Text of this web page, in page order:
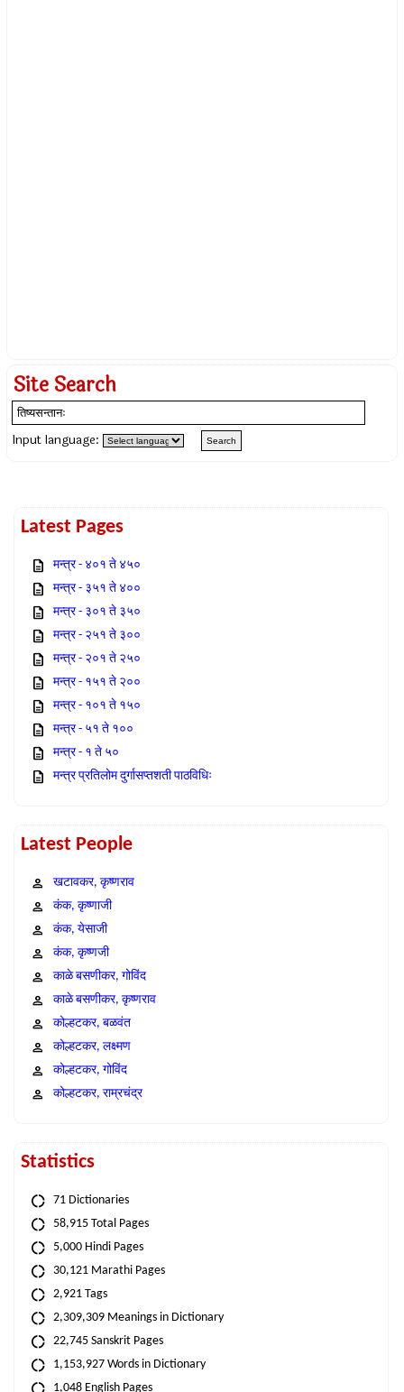
Site Search
Input language:
Latest Pages
मन्त्र - ४०१ ते ४५०
मन्त्र - ३५१ ते ४००
मन्त्र - ३०१ ते ३५०
मन्त्र - २५१ ते ३००
मन्त्र - २०१ ते २५०
मन्त्र - १५१ ते २००
मन्त्र - १०१ ते १५०
मन्त्र - ५१ ते १००
मन्त्र - १ ते ५०
मन्त्र प्रतिलोम दुर्गासप्तशती पाठविधिः
Latest People
खटावकर, कृष्णराव
कंक, कृष्णाजी
कंक, येसाजी
कंक, कृष्णजी
काळे बसणीकर, गोविंद
काळे बसणीकर, कृष्णराव
कोल्हटकर, बळवंत
कोल्हटकर, लक्ष्मण
कोल्हटकर, गोविंद
कोल्हटकर, राम्रचंद्र
Statistics
71 Dictionaries
58,915 Total Pages
5,000 Hindi Pages
30,121 Marathi Pages
2,921 Tags
2,309,309 Meanings in Dictionary
22,745 Sanskrit Pages
1,153,927 Words in Dictionary
1,048 English Pages